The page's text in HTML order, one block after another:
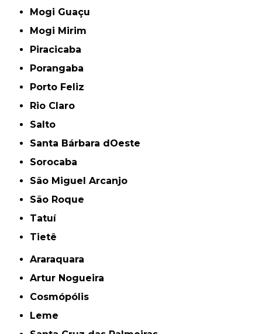
Mogi Guaçu
Mogi Mirim
Piracicaba
Porangaba
Porto Feliz
Rio Claro
Salto
Santa Bárbara dOeste
Sorocaba
São Miguel Arcanjo
São Roque
Tatuí
Tietê
Araraquara
Artur Nogueira
Cosmópólis
Leme